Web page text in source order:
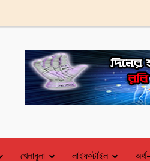
খেলাধূলা লাইফস্টাইল